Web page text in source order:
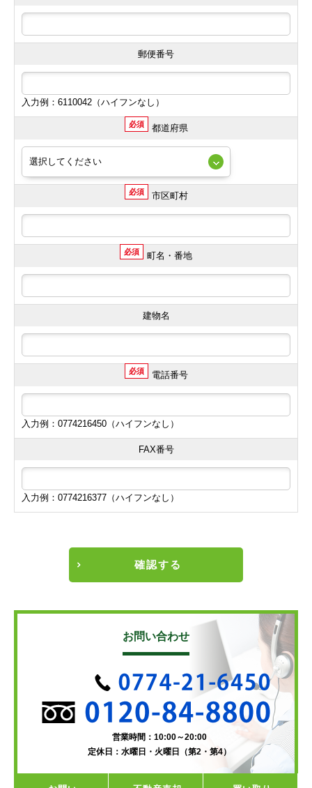
郵便番号
入力例：6110042（ハイフンなし）
必須 都道府県
必須 市区町村
必須 町名・番地
建物名
必須 電話番号
入力例：0774216450（ハイフンなし）
FAX番号
入力例：0774216377（ハイフンなし）
確認する
お問い合わせ
営業時間：10:00～20:00
定休日：水曜日・火曜日（第2・第4）